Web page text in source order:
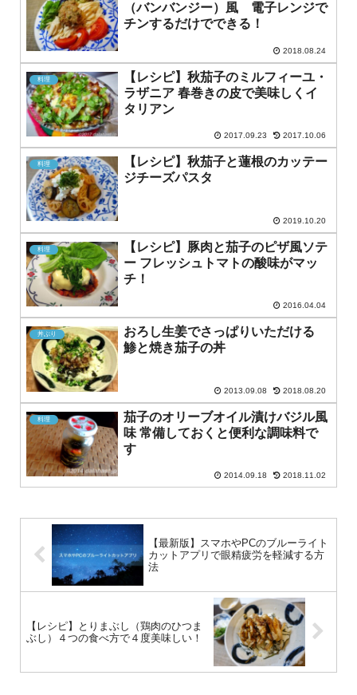
（バンバンジー）風 電子レンジで
チンするだけでできる！
2018.08.24
料理
【レシピ】秋茄子のミルフィーユ・
ラザニア 春巻きの皮で美味しくイ
タリアン
2017.09.23 2017.10.06
料理
【レシピ】秋茄子と蓮根のカッテー
ジチーズパスタ
2019.10.20
料理
【レシピ】豚肉と茄子のピザ風ソテ
ー フレッシュトマトの酸味がマッ
チ！
2016.04.04
丼ぶり
おろし生姜でさっぱりいただける
鯵と焼き茄子の丼
2013.09.08 2018.08.20
料理
茄子のオリーブオイル漬けバジル風
味 常備しておくと便利な調味料で
す
2014.09.18 2018.11.02
【最新版】スマホやPCのブルーライト
カットアプリで眼精疲労を軽減する方
法
【レシピ】とりまぶし（鶏肉のひつま
ぶし）４つの食べ方で４度美味しい！